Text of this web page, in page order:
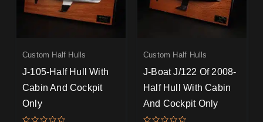
Custom Half Hulls
J-105-Half Hull With
Cabin And Cockpit
Only
Custom Half Hulls
J-Boat J/122 Of 2008-
Half Hull With Cabin
And Cockpit Only